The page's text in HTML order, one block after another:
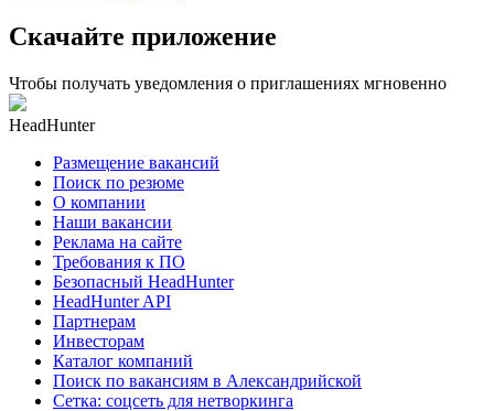
Скачайте приложение
Чтобы получать уведомления о приглашениях мгновенно
HeadHunter
Размещение вакансий
Поиск по резюме
О компании
Наши вакансии
Реклама на сайте
Требования к ПО
Безопасный HeadHunter
HeadHunter API
Партнерам
Инвесторам
Каталог компаний
Поиск по вакансиям в Александрийской
Сетка: соцсеть для нетворкинга